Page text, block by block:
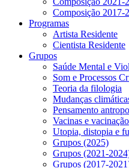
Composição 2017-
Programas
Artista Residente
Cientista Residente
Grupos
Saúde Mental e
Som e Processos
Teoria da filologia
Mudanças
Pensamento
Vacinas e vacinação
Utopia, distopia e
Grupos (2025)
Grupos (2021-
Grupos (2017-